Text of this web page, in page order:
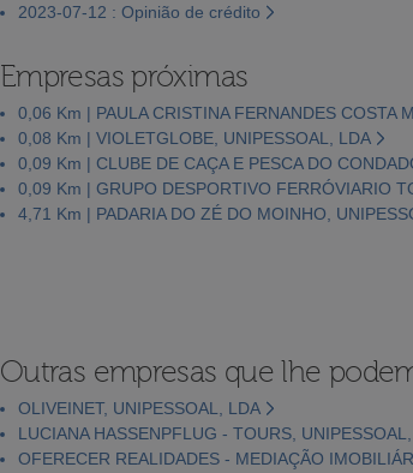
2023-07-12 : Opinião de crédito
Empresas próximas
0,06 Km | PAULA CRISTINA FERNANDES COSTA
0,08 Km | VIOLETGLOBE, UNIPESSOAL, LDA
0,09 Km | CLUBE DE CAÇA E PESCA DO
0,09 Km | GRUPO DESPORTIVO FERRÓVIARIO
4,71 Km | PADARIA DO ZÉ DO MOINHO,
Outras empresas que lhe
OLIVEINET, UNIPESSOAL, LDA
LUCIANA HASSENPFLUG - TOURS,
OFERECER REALIDADES - MEDIAÇÃO